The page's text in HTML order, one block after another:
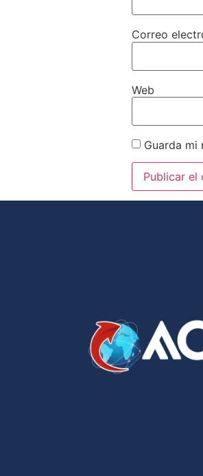
Correo
Web
Guarda